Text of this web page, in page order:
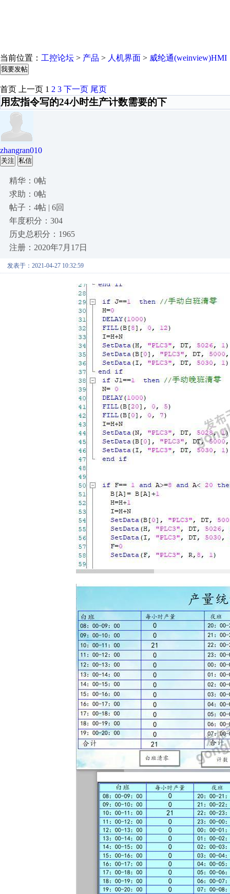
当前位置： 工控论坛 > 产品 > 人机界面 > 威纶通(weinview)HMI
我要发帖
首页 上一页 1 2 3 下一页 尾页
用宏指令写的24小时生产计数需要的下
zhangran010
关注 私信
精华：0帖
求助：0帖
帖子：4帖 | 6回
年度积分：304
历史总积分：1965
注册：2020年7月17日
发表于：2021-04-27 10:32:59